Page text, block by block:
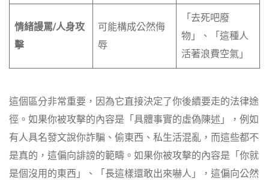
情緒謾罵/人身攻
擊
可能構成公然侮
辱
「去死吧廢
物」、「這種人
活著浪費空氣」
這個區分非常重要，因為它直接決定了你後續要走的法律途
徑。如果你被攻擊的內容是「具體事實的虛偽陳述」，例如
有人具名發文說你詐騙、偷東西、私生活混亂，而這些都不
是真的，這偏向誹謗的範疇。如果你被攻擊的內容是「你就
是個沒用的東西」、「長這樣還敢出來嚇人」，這偏向公然